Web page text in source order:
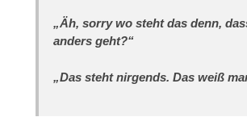
„Äh, sorry wo steht das denn,
anders geht?“
„Das steht nirgends. Das weiß